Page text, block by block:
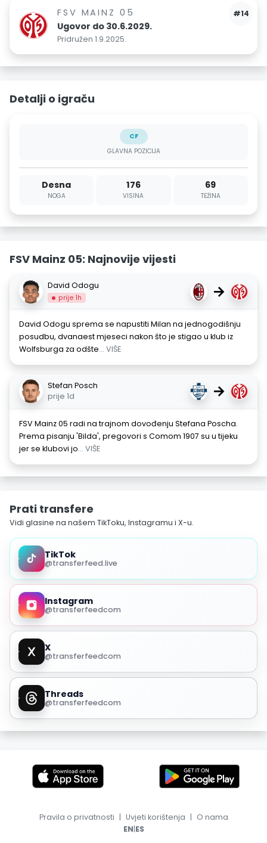
#14
FSV MAINZ 05
Ugovor do 30.6.2029.
Pridružen 1.9.2025.
Detalji o igraču
CF
GLAVNA POZICIJA
Desna
NOGA
176
VISINA
69
TEŽINA
FSV Mainz 05: Najnovije vijesti
David Odogu
prije 1h →
David Odogu sprema se napustiti Milan na jednogodišnju
posudbu, dvanaest mjeseci nakon što je stigao u klub iz
Wolfsburga za odšte... VIŠE
Stefan Posch
prije 1d
→
FSV Mainz 05 radi na trajnom dovođenju Stefana Poscha.
Prema pisanju 'Bilda', pregovori s Comom 1907 su u tijeku
jer se klubovi jo... VIŠE
Prati transfere
Vidi glasine na našem TikToku, Instagramu i X-u.
TikTok
@transferfeed.live
Instagram
@transferfeedcom
X
@transferfeedcom
Threads
@transferfeedcom
Pravila o privatnosti | Uvjeti korištenja | O nama
EN|ES